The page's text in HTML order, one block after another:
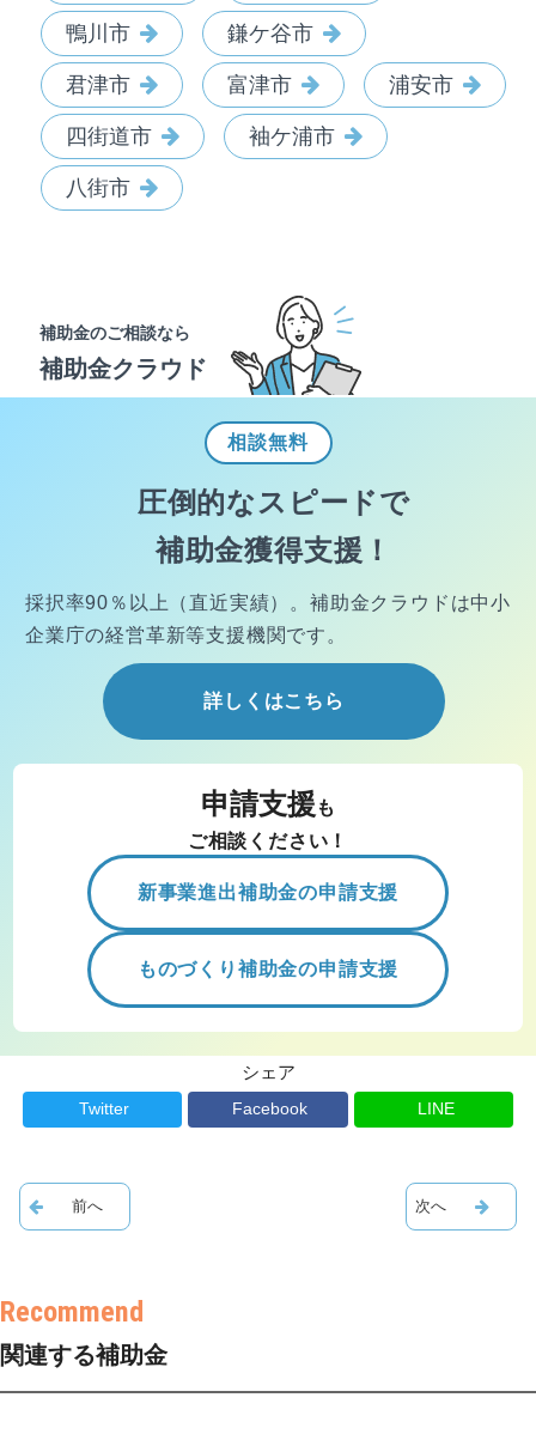
鴨川市 鎌ケ谷市
君津市 富津市 浦安市
四街道市 袖ケ浦市
八街市
補助金のご相談なら
補助金クラウド
相談無料
圧倒的なスピードで
補助金獲得支援！
採択率90％以上（直近実績）。 補助金クラウドは中小
企業庁の経営革新等支援機関です。
詳しくはこちら
申請支援 も
ご相談ください！
新事業進出補助金の申請支援
ものづくり補助金の申請支援
シェア
Twitter Facebook LINE
関連する補助金